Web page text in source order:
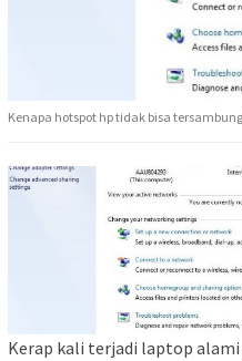
Kenapa hotspot hp tidak bisa
Kerap kali terjadi laptop